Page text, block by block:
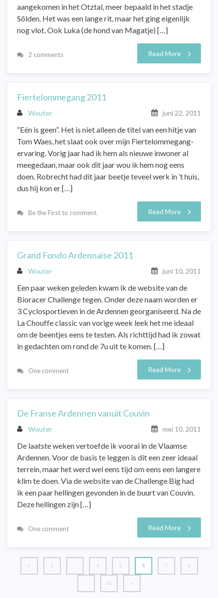
aangekomen in het Otztal, meer bepaald in het stadje
Sölden. Het was een lange rit, maar het ging eigenlijk
nog vlot. Ook Luka (de hond van Magatje) […]
2 comments Read More
Fiertelommegang 2011
Wouter juni 22, 2011
“Eén is geen”. Het is niet alleen de titel van een hitje van
Tom Waes, het slaat ook over mijn Fiertelommegang-
ervaring. Vorig jaar had ik hem als nieuwe inwoner al
meegedaan, maar ook dit jaar wou ik hem nog eens
doen. Robrecht had dit jaar beetje teveel werk in ’t huis,
dus hij kon er […]
Be the First to comment. Read More
Grand Fondo Ardennaise 2011
Wouter juni 10, 2011
Een paar weken geleden kwam ik de website van de
Bioracer Challenge tegen. Onder deze naam worden er
3 Cyclosportieven in de Ardennen georganiseerd. Na de
La Chouffe classic van vorige week leek het me ideaal
om de beentjes eens te testen. Als richttijd had ik zowat
in gedachten om rond de 7u uit te komen. […]
One comment Read More
De Franse Ardennen vanuit Couvin
Wouter mei 10, 2011
De laatste weken vertoefde ik vooral in de Vlaamse
Ardennen. Voor de basis te leggen is dit een zeer ideaal
terrein, maar het werd wel eens tijd om eens een langere
klim te doen. Via de website van de Challenge Big had
ik een paar hellingen gevonden in de buurt van Couvin.
Deze hellingen zijn […]
One comment Read More
« 1 4 5 6 7 8
42 »